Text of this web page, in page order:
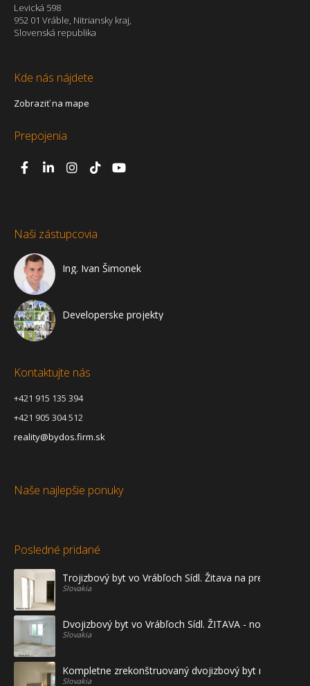
Levická 598
952 01 Vráble, Nitriansky kraj,
Slovenská republika
Kde nás nájdete
Zobraziť na mape
Prepojenia
Naši zástupcovia
Ing. Ivan Šimonek
Developerske projekty
Kontaktujte nás
+421 915 135 394
+421 905 304 512
reality@bydos.firm.sk
Naše najlepšie ponuky
Posledné pridané
Trojizbový byt vo Vrábľoch Sídl. Žitava na predaj - prvé
Slovakia
Dvojizbový byt vo Vrábľoch Sídl. ŽITAVA - novostavba
Slovakia
Kompletne zrekonštruovaný dvojizbový byt na
Slovakia